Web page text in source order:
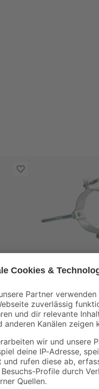
Marley
6,79€